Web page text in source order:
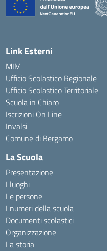
Link Esterni
MIM
Ufficio Scolastico Regionale
Ufficio Scolastico Territoriale
Scuola in Chiaro
Iscrizioni On Line
Invalsi
Comune di Bergamo
La Scuola
Presentazione
I luoghi
Le persone
I numeri della scuola
Documenti scolastici
Organizzazione
La storia